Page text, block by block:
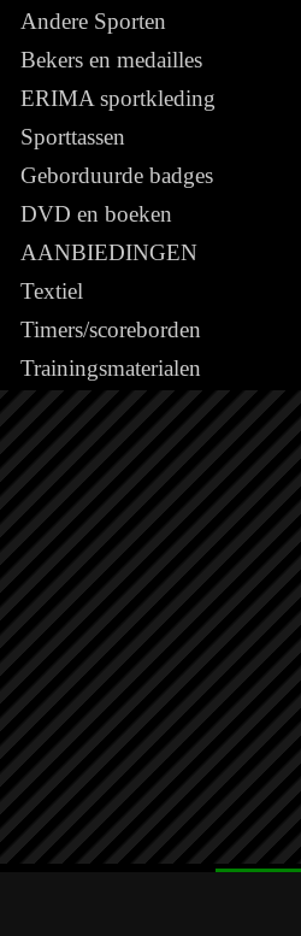
Andere Sporten
Bekers en medailles
ERIMA sportkleding
Sporttassen
Geborduurde badges
DVD en boeken
AANBIEDINGEN
Textiel
Timers/scoreborden
Trainingsmaterialen